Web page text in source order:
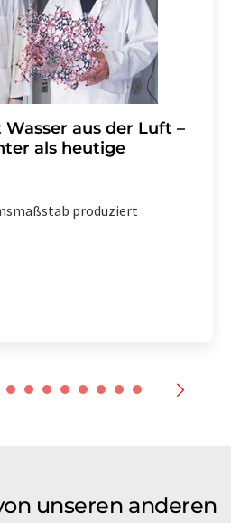
aus der Luft –
als heutige
produziert
unseren anderen